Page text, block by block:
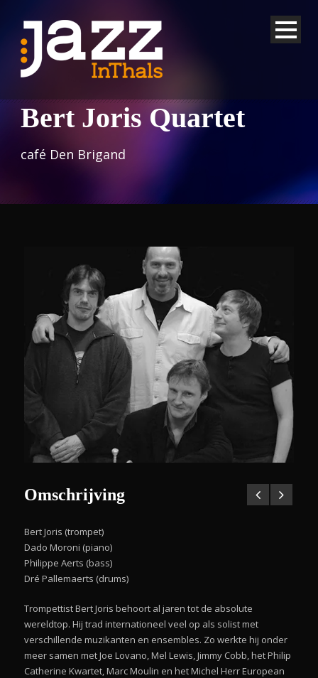
Bert Joris Quartet
café Den Brigand
Omschrijving
Bert Joris (trompet)
Dado Moroni (piano)
Philippe Aerts (bass)
Dré Pallemaerts (drums)
Trompettist Bert Joris behoort al jaren tot de absolute
wereldtop. Hij trad internationeel veel op als solist met
verschillende muzikanten en ensembles. Zo werkte hij onder
meer samen met Joe Lovano, Mel Lewis, Jimmy Cobb, het Philip
Catherine Kwartet, Marc Moulin en het Michel Herr European